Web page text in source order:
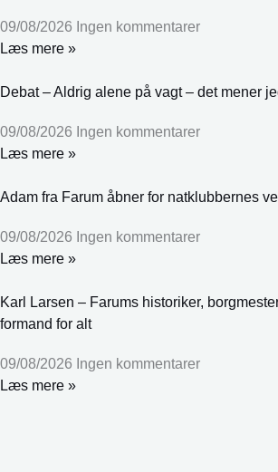
09/08/2026 Ingen kommentarer
Læs mere »
Debat – Aldrig alene på vagt – det mener
09/08/2026 Ingen kommentarer
Læs mere »
Adam fra Farum åbner for natklubbernes
09/08/2026 Ingen kommentarer
Læs mere »
Karl Larsen – Farums historiker,
formand for alt
09/08/2026 Ingen kommentarer
Læs mere »